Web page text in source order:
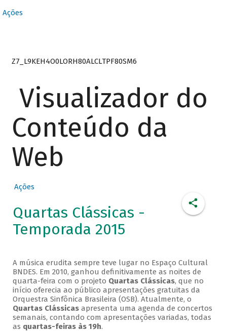
Ações
Z7_L9KEH4O0LORH80ALCLTPF80SM6
Visualizador do
Conteúdo da
Web
Ações
Quartas Clássicas -
Temporada 2015
A música erudita sempre teve lugar no Espaço Cultural
BNDES. Em 2010, ganhou definitivamente as noites de
quarta-feira com o projeto Quartas Clássicas, que no
início oferecia ao público apresentações gratuitas da
Orquestra Sinfônica Brasileira (OSB). Atualmente, o
Quartas Clássicasapresenta uma agenda de concertos
semanais, contando com apresentações variadas, todas
as quartas-feiras às 19h.